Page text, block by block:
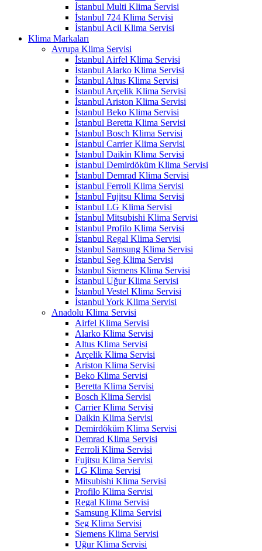
İstanbul Multi Klima Servisi
İstanbul 724 Klima Servisi
İstanbul Acil Klima Servisi
Klima Markaları
Avrupa Klima Servisi
İstanbul Airfel Klima Servisi
İstanbul Alarko Klima Servisi
İstanbul Altus Klima Servisi
İstanbul Arçelik Klima Servisi
İstanbul Ariston Klima Servisi
İstanbul Beko Klima Servisi
İstanbul Beretta Klima Servisi
İstanbul Bosch Klima Servisi
İstanbul Carrier Klima Servisi
İstanbul Daikin Klima Servisi
İstanbul Demirdöküm Klima Servisi
İstanbul Demrad Klima Servisi
İstanbul Ferroli Klima Servisi
İstanbul Fujitsu Klima Servisi
İstanbul LG Klima Servisi
İstanbul Mitsubishi Klima Servisi
İstanbul Profilo Klima Servisi
İstanbul Regal Klima Servisi
İstanbul Samsung Klima Servisi
İstanbul Seg Klima Servisi
İstanbul Siemens Klima Servisi
İstanbul Uğur Klima Servisi
İstanbul Vestel Klima Servisi
İstanbul York Klima Servisi
Anadolu Klima Servisi
Airfel Klima Servisi
Alarko Klima Servisi
Altus Klima Servisi
Arçelik Klima Servisi
Ariston Klima Servisi
Beko Klima Servisi
Beretta Klima Servisi
Bosch Klima Servisi
Carrier Klima Servisi
Daikin Klima Servisi
Demirdöküm Klima Servisi
Demrad Klima Servisi
Ferroli Klima Servisi
Fujitsu Klima Servisi
LG Klima Servisi
Mitsubishi Klima Servisi
Profilo Klima Servisi
Regal Klima Servisi
Samsung Klima Servisi
Seg Klima Servisi
Siemens Klima Servisi
Uğur Klima Servisi